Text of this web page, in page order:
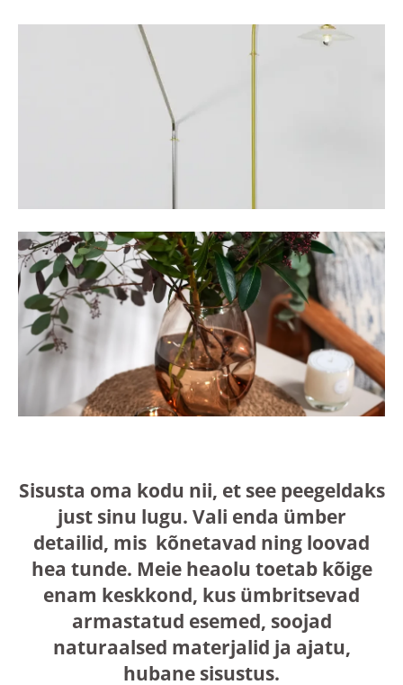
Sisusta oma kodu nii, et see peegeldaks
just sinu lugu. Vali enda ümber
detailid, mis kõnetavad ning loovad
hea tunde. Meie heaolu toetab kõige
enam keskkond, kus ümbritsevad
armastatud esemed, soojad
naturaalsed materjalid ja ajatu,
hubane sisustus.